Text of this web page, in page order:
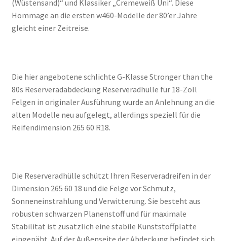
(Wüstensand)“ und Klassiker „Cremeweiß Uni“. Diese
Hommage an die ersten w460-Modelle der 80’er Jahre
gleicht einer Zeitreise.
Die hier angebotene schlichte G-Klasse Stronger than the
80s Reserveradabdeckung Reserveradhülle für 18-Zoll
Felgen in originaler Ausführung wurde an Anlehnung an die
alten Modelle neu aufgelegt, allerdings speziell für die
Reifendimension 265 60 R18.
Die Reserveradhülle schützt Ihren Reserveradreifen in der
Dimension 265 60 18 und die Felge vor Schmutz,
Sonneneinstrahlung und Verwitterung. Sie besteht aus
robusten schwarzen Planenstoff und für maximale
Stabilität ist zusätzlich eine stabile Kunststoffplatte
eingenäht. Auf der Außenseite der Abdeckung befindet sich